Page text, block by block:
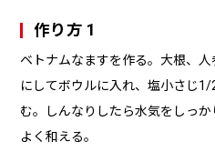
作り方 1
ベトナムなますを作る。大根、
にしてボウルに入れ、塩小さじ
む。しんなりしたら水気をしっ
よく和える。